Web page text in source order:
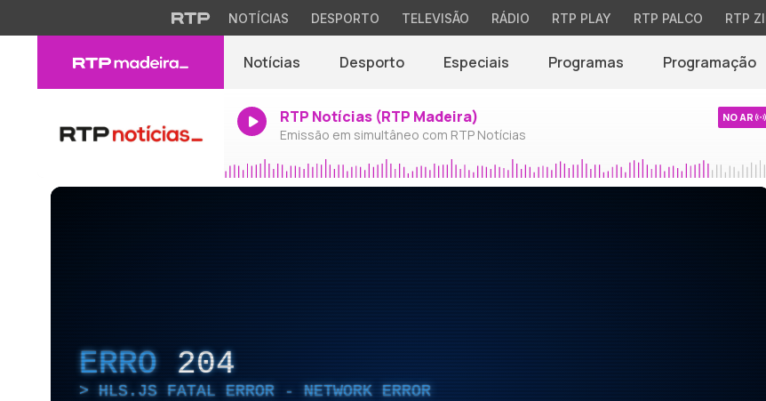
NOTÍCIAS DESPORTO TELEVISÃO RÁDIO RTP PLAY RTP PALCO RTP
Notícias Desporto Especiais Programas Programação
RTP Notícias (RTP Madeira)
Emissão em simultâneo com RTP Notícias
NO AR
ERRO 204
HLS.JS FATAL ERROR - NETWORK ERROR